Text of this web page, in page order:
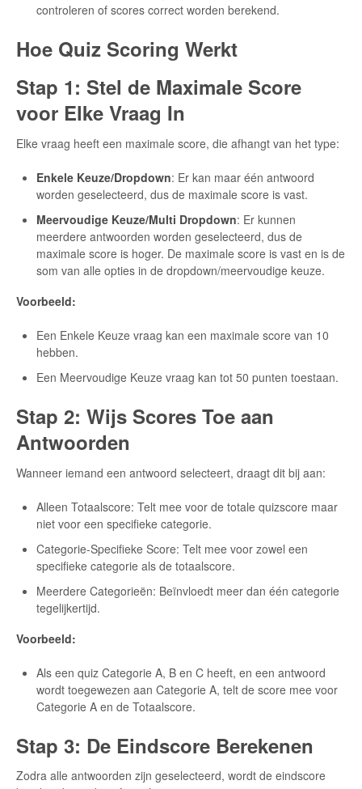
controleren of scores correct worden berekend.
Hoe Quiz Scoring Werkt
Stap 1: Stel de Maximale Score
voor Elke Vraag In
Elke vraag heeft een maximale score, die afhangt van het type:
Enkele Keuze/Dropdown: Er kan maar één antwoord
worden geselecteerd, dus de maximale score is vast.
Meervoudige Keuze/Multi Dropdown: Er kunnen
meerdere antwoorden worden geselecteerd, dus de
maximale score is hoger. De maximale score is vast en is de
som van alle opties in de dropdown/meervoudige keuze.
Voorbeeld:
Een Enkele Keuze vraag kan een maximale score van 10
hebben.
Een Meervoudige Keuze vraag kan tot 50 punten toestaan.
Stap 2: Wijs Scores Toe aan
Antwoorden
Wanneer iemand een antwoord selecteert, draagt dit bij aan:
Alleen Totaalscore: Telt mee voor de totale quizscore maar
niet voor een specifieke categorie.
Categorie-Specifieke Score: Telt mee voor zowel een
specifieke categorie als de totaalscore.
Meerdere Categorieën: Beïnvloedt meer dan één categorie
tegelijkertijd.
Voorbeeld:
Als een quiz Categorie A, B en C heeft, en een antwoord
wordt toegewezen aan Categorie A, telt de score mee voor
Categorie A en de Totaalscore.
Stap 3: De Eindscore Berekenen
Zodra alle antwoorden zijn geselecteerd, wordt de eindscore